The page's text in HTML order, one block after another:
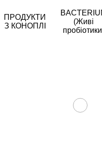
ПРОДУКТИ
З КОНОПЛІ
(Живі